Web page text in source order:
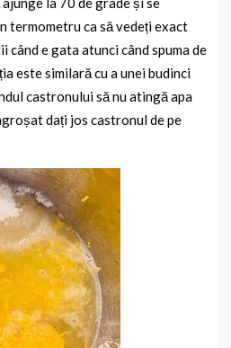
termometru ca să vedeți exact
e gata atunci când spuma de
este similară cu a unei budinci
castronului să nu atingă apa
dați jos castronul de pe